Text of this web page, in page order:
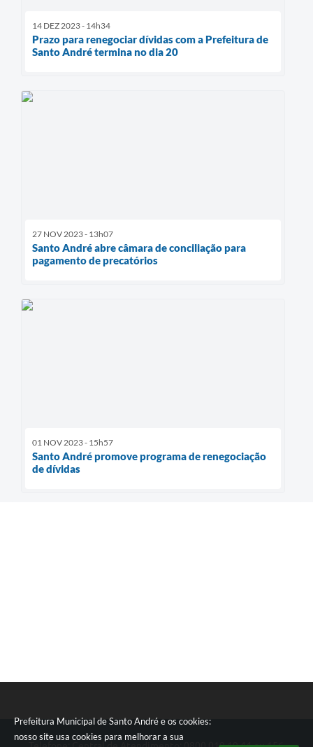
Prefeitura Municipal de Santo André e os cookies:
nosso site usa cookies para melhorar a sua
14 DEZ 2023 - 14h34
Prazo para renegociar dívidas com a Prefeitura de
Santo André termina no dia 20
27 NOV 2023 - 13h07
Santo André abre câmara de conciliação para
pagamento de precatórios
01 NOV 2023 - 15h57
Santo André promove programa de renegociação
de dívidas